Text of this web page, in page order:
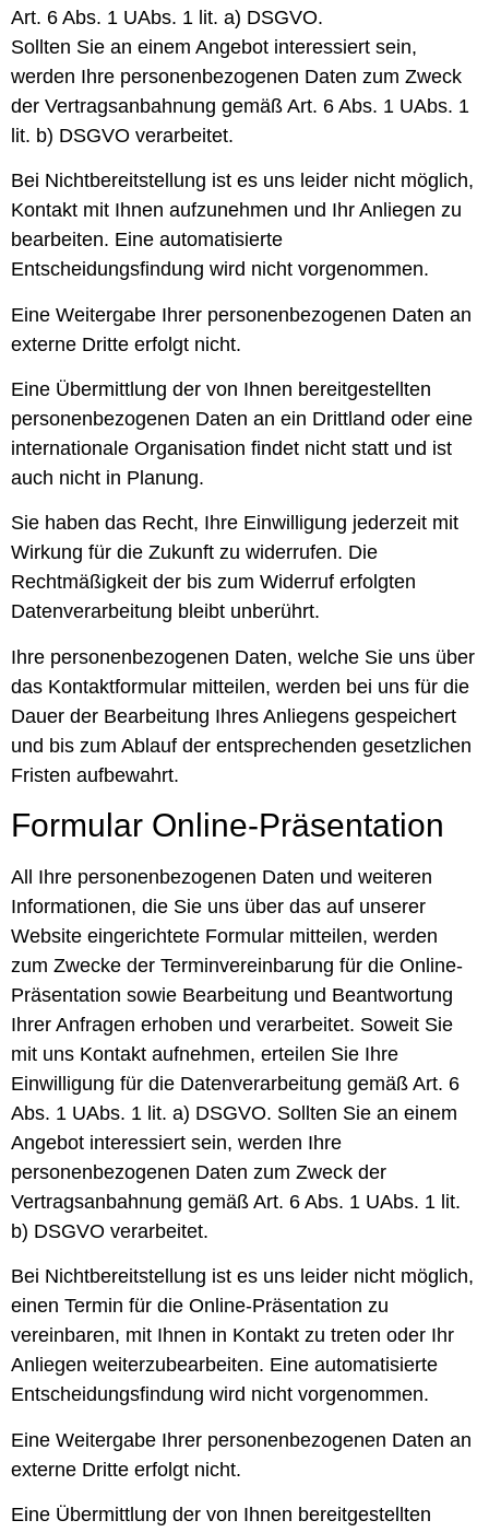
Art. 6 Abs. 1 UAbs. 1 lit. a) DSGVO.
Sollten Sie an einem Angebot interessiert sein,
werden Ihre personenbezogenen Daten zum Zweck
der Vertragsanbahnung gemäß Art. 6 Abs. 1 UAbs. 1
lit. b) DSGVO verarbeitet.
Bei Nichtbereitstellung ist es uns leider nicht möglich,
Kontakt mit Ihnen aufzunehmen und Ihr Anliegen zu
bearbeiten. Eine automatisierte
Entscheidungsfindung wird nicht vorgenommen.
Eine Weitergabe Ihrer personenbezogenen Daten an
externe Dritte erfolgt nicht.
Eine Übermittlung der von Ihnen bereitgestellten
personenbezogenen Daten an ein Drittland oder eine
internationale Organisation findet nicht statt und ist
auch nicht in Planung.
Sie haben das Recht, Ihre Einwilligung jederzeit mit
Wirkung für die Zukunft zu widerrufen. Die
Rechtmäßigkeit der bis zum Widerruf erfolgten
Datenverarbeitung bleibt unberührt.
Ihre personenbezogenen Daten, welche Sie uns über
das Kontaktformular mitteilen, werden bei uns für die
Dauer der Bearbeitung Ihres Anliegens gespeichert
und bis zum Ablauf der entsprechenden gesetzlichen
Fristen aufbewahrt.
Formular Online-Präsentation
All Ihre personenbezogenen Daten und weiteren
Informationen, die Sie uns über das auf unserer
Website eingerichtete Formular mitteilen, werden
zum Zwecke der Terminvereinbarung für die Online-
Präsentation sowie Bearbeitung und Beantwortung
Ihrer Anfragen erhoben und verarbeitet. Soweit Sie
mit uns Kontakt aufnehmen, erteilen Sie Ihre
Einwilligung für die Datenverarbeitung gemäß Art. 6
Abs. 1 UAbs. 1 lit. a) DSGVO. Sollten Sie an einem
Angebot interessiert sein, werden Ihre
personenbezogenen Daten zum Zweck der
Vertragsanbahnung gemäß Art. 6 Abs. 1 UAbs. 1 lit.
b) DSGVO verarbeitet.
Bei Nichtbereitstellung ist es uns leider nicht möglich,
einen Termin für die Online-Präsentation zu
vereinbaren, mit Ihnen in Kontakt zu treten oder Ihr
Anliegen weiterzubearbeiten. Eine automatisierte
Entscheidungsfindung wird nicht vorgenommen.
Eine Weitergabe Ihrer personenbezogenen Daten an
externe Dritte erfolgt nicht.
Eine Übermittlung der von Ihnen bereitgestellten